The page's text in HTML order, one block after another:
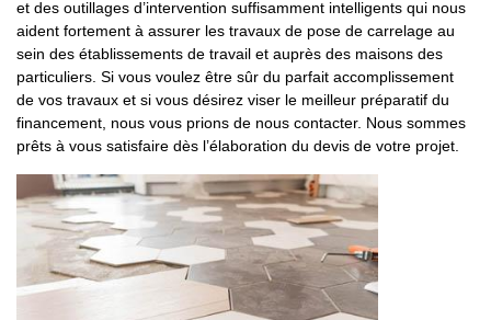
et des outillages d’intervention suffisamment intelligents qui nous
aident fortement à assurer les travaux de pose de carrelage au
sein des établissements de travail et auprès des maisons des
particuliers. Si vous voulez être sûr du parfait accomplissement
de vos travaux et si vous désirez viser le meilleur préparatif du
financement, nous vous prions de nous contacter. Nous sommes
prêts à vous satisfaire dès l’élaboration du devis de votre projet.